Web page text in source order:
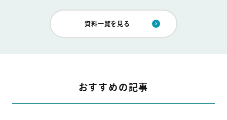
資料一覧を見る
おすすめの記事